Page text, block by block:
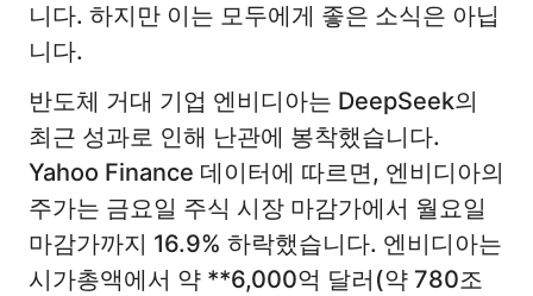
니다. 하지만 이는 모두에게 좋은 소식은 아닙
니다.
반도체 거대 기업 엔비디아는 DeepSeek의
최근 성과로 인해 난관에 봉착했습니다.
Yahoo Finance 데이터에 따르면, 엔비디아의
주가는 금요일 주식 시장 마감가에서 월요일
마감가까지 16.9% 하락했습니다. 엔비디아는
시가총액에서 약 **6,000억 달러(약 780조